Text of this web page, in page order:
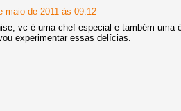
maio de 2011 às 09:12
vc é uma chef especial e também uma
experimentar essas delícias.
do Congresso foi feita a
dos novos membros honorários,